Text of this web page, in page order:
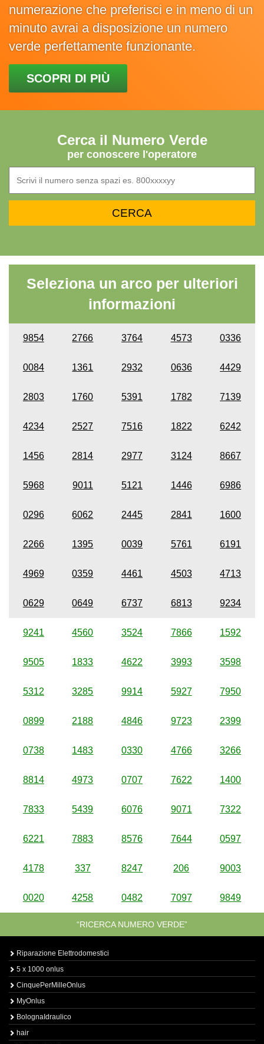
numerazione che preferisci e in meno di un
minuto avrai a disposizione un numero
verde perfettamente funzionante.
SCOPRI DI PIÙ
Cerca il Numero Verde
per conoscere l'operatore
Seleziona un arco per ulteriori
informazioni
9854 2766 3764 4573 0336
0084 1361 2932 0636 4429
2803 1760 5391 1782 7139
4234 2527 7516 1822 6242
1456 2814 2977 3124 8667
5968 9011 5121 1446 6986
0296 6062 2445 2841 1600
2266 1395 0039 5761 6191
4969 0359 4461 4503 4713
0629 0649 6737 6813 9234
9241 4560 3524 7866 1592
9505 1833 4622 3993 3598
5312 3285 9914 5927 7950
0899 2188 4846 9723 2399
0738 1483 0330 4766 3266
8814 4973 0707 7622 1400
7833 5439 6076 9071 7322
6221 7883 8576 7644 0597
4178 337 8247 206 9003
0020 4258 0482 7097 9849
“RICERCA NUMERO VERDE”
Riparazione Elettrodomestici
5 x 1000 onlus
CinquePerMilleOnlus
MyOnlus
BolognaIdraulico
hair